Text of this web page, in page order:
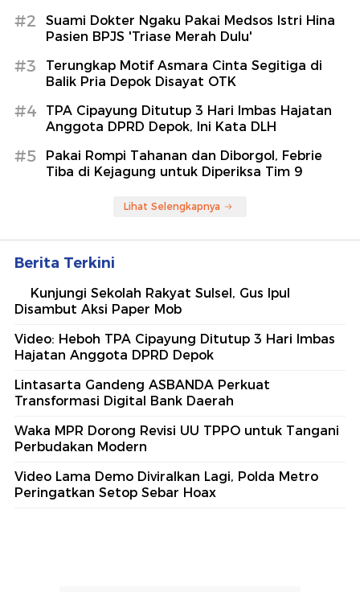
#2
Suami Dokter Ngaku Pakai Medsos Istri Hina
Pasien BPJS 'Triase Merah Dulu'
#3
Terungkap Motif Asmara Cinta Segitiga di
Balik Pria Depok Disayat OTK
#4
TPA Cipayung Ditutup 3 Hari Imbas Hajatan
Anggota DPRD Depok, Ini Kata DLH
#5
Pakai Rompi Tahanan dan Diborgol, Febrie
Tiba di Kejagung untuk Diperiksa Tim 9
Lihat Selengkapnya
Berita Terkini
Kunjungi Sekolah Rakyat Sulsel, Gus Ipul
Disambut Aksi Paper Mob
Video: Heboh TPA Cipayung Ditutup 3 Hari Imbas
Hajatan Anggota DPRD Depok
Lintasarta Gandeng ASBANDA Perkuat
Transformasi Digital Bank Daerah
Waka MPR Dorong Revisi UU TPPO untuk Tangani
Perbudakan Modern
Video Lama Demo Diviralkan Lagi, Polda Metro
Peringatkan Setop Sebar Hoax